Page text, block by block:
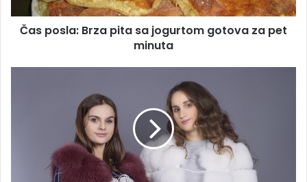
pet
minuta
Čas posla: Brza pita sa jogurtom gotova za pet
minuta